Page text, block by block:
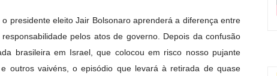
presidente eleito Jair Bolsonaro aprenderá a diferença entre
pelos atos de governo. Depois da confusão
brasileira em Israel, que colocou em risco nosso pujante
outros vaivéns, o episódio que levará à retirada de quase